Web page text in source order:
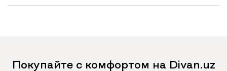
Покупайте с комфортом на Divan.uz